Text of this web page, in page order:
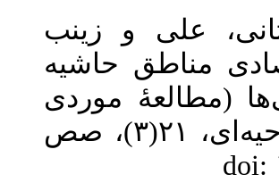
علی و زینب
اقتصادی مناطق حاشیه
(مطالعۀ موردی
محلۀ فرحزاد)». جغرافیاوتوسعه ناحیه‌ای، ۲۱(۳)، صص